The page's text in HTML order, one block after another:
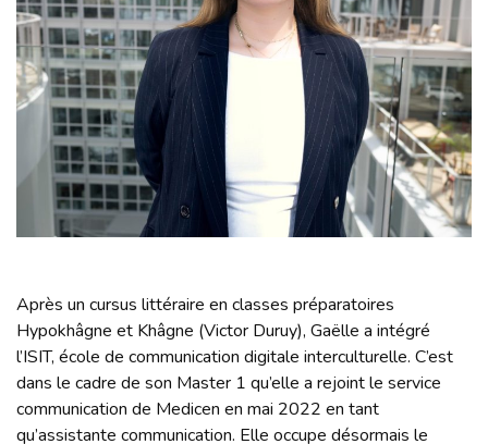
Après un cursus littéraire en classes préparatoires
Hypokhâgne et Khâgne (Victor Duruy), Gaëlle a intégré
l’ISIT, école de communication digitale interculturelle. C’est
dans le cadre de son Master 1 qu’elle a rejoint le service
communication de Medicen en mai 2022 en tant
qu’assistante communication. Elle occupe désormais le